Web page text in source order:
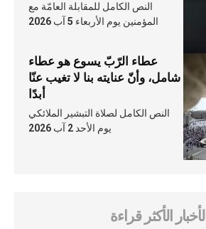
النص الكامل للمقابلة العامّة مع
المؤمنين يوم الأربعاء 5 آب 2026
عطاء الرّبّ يسوع هو عطاء
شامل، وأنّ عنايته بنا لا تغيب عنّا
أبدًا
النص الكامل لصلاة التبشير الملائكي
يوم الأحد 2 آب 2026
الأخبار الأكثر قراءة